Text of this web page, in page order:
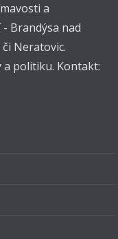
a
Brandýsa nad
Neratovic.
a politiku. Kontakt: